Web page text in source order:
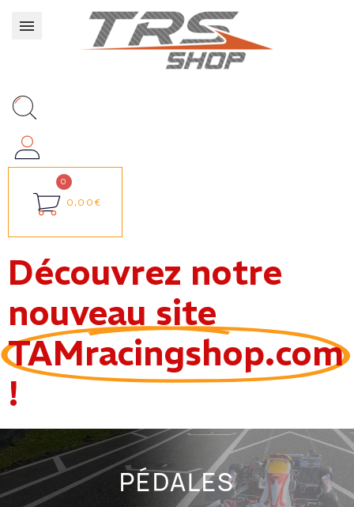
0,00€
Découvrez notre
nouveau site
TAMracingshop.com
!
PÉDALES